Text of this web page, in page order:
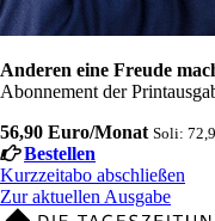
Anderen eine Freude
Abonnement der
56,90 Euro/Monat Soli:
Bestellen
Kurzzeitabo abschließen
Zur aktuellen Ausgabe